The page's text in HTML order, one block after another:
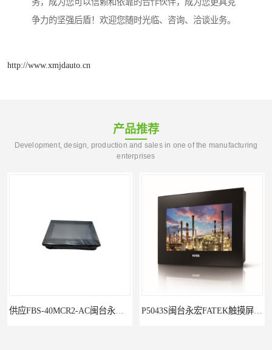
争力的坚强后盾！欢迎您随时光临、咨询、洽谈业务。
http://www.xmjdauto.cn
产品推荐
Development, design, production and sales in one of the manufacturing
enterprises
供应FBS-40MCR2-AC闽台永宏FATEKPLC P5043S闽台永宏FATEK触摸屏华南区总代理